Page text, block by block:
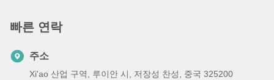
빠른 연락
주소
Xi'ao 산업 구역, 루이안 시, 저장성 찬성, 중국 325200